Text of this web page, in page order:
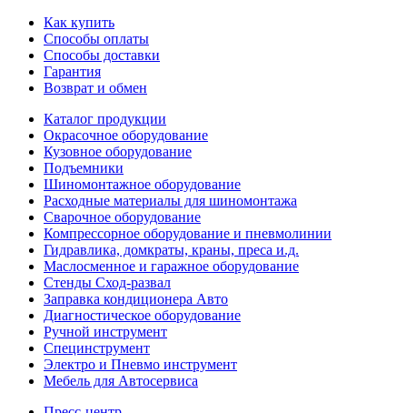
Как купить
Способы оплаты
Способы доставки
Гарантия
Возврат и обмен
Каталог продукции
Окрасочное оборудование
Кузовное оборудование
Подъемники
Шиномонтажное оборудование
Расходные материалы для шиномонтажа
Сварочное оборудование
Компрессорное оборудование и пневмолинии
Гидравлика, домкраты, краны, преса и.д.
Маслосменное и гаражное оборудование
Стенды Сход-развал
Заправка кондиционера Авто
Диагностическое оборудование
Ручной инструмент
Специнструмент
Электро и Пневмо инструмент
Мебель для Автосервиса